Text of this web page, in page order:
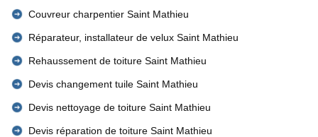
Couvreur charpentier Saint Mathieu
Réparateur, installateur de velux Saint Mathieu
Rehaussement de toiture Saint Mathieu
Devis changement tuile Saint Mathieu
Devis nettoyage de toiture Saint Mathieu
Devis réparation de toiture Saint Mathieu